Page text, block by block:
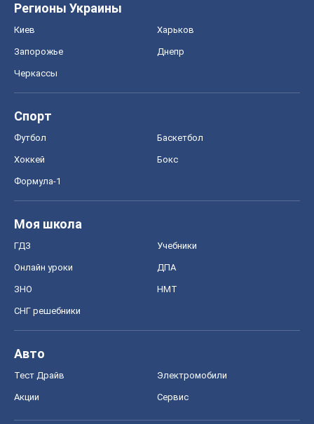
Регионы Украины
Киев Харьков
Запорожье Днепр
Черкассы
Спорт
Футбол Баскетбол
Хоккей Бокс
Формула-1
Моя школа
ГДЗ Учебники
Онлайн уроки ДПА
ЗНО НМТ
СНГ решебники
Авто
Тест Драйв Электромобили
Акции Сервис